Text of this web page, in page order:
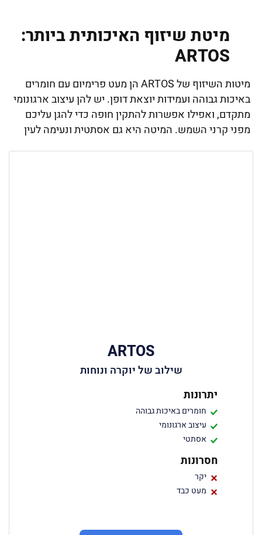
מיטת שיזוף האיכותית ביותר:
ARTOS
מיטות השיזוף של ARTOS הן מעט פרימיום עם חומרים
באיכות גבוהה ועמידות יוצאת דופן. יש להן עיצוב ארגונומי
מתקדם, ואפילו אפשרות להתקין חופה כדי להגן עליכם
מפני קרני השמש. המיטה היא גם אסתטית ונעימה לעין
ARTOS
שילוב של יוקרה ונוחות
יתרונות
חומרים באיכות גבוהה
עיצוב ארגונומי
אסתטי
חסרונות
יקר
מעט כבד